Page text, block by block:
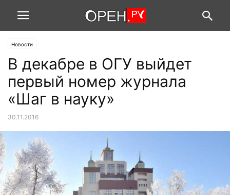
Новости
В декабре в ОГУ выйдет
первый номер журнала
«Шаг в науку»
30.11.2016